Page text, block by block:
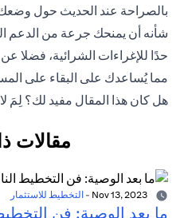
بالصراحة عند الحديث حول
شأنه أن يمنحك جرعة من الدعم
حدًا للإغراءات الشرائية، فضلا
مما يُساعدك على البقاء على
هل كان هذا المقال مفيد لك؟ لِمَ
مقالات
- التخطيط للاستثمار
ما بعد الوصية: فن